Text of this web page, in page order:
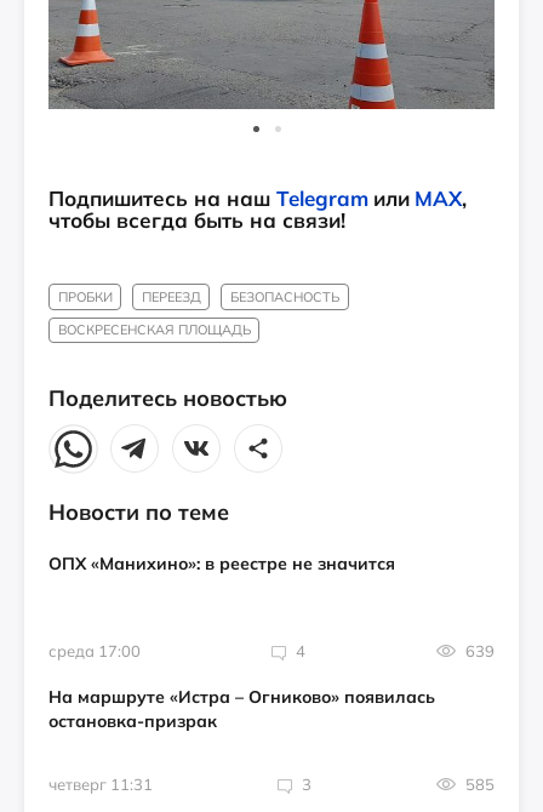
Подпишитесь на наш Telegram или MAX,
чтобы всегда быть на связи!
ПРОБКИ ПЕРЕЕЗД
БЕЗОПАСНОСТЬ
ВОСКРЕСЕНСКАЯ ПЛОЩАДЬ
Поделитесь новостью
Новости по теме
ОПХ «Манихино»: в реестре не значится
среда 17:00 4 639
На маршруте «Истра – Огниково» появилась
остановка-призрак
четверг 11:31 3 585